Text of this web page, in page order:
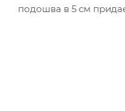
подошва в 5 см